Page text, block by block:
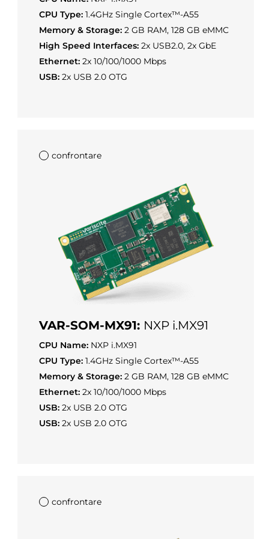
CPU Type: 1.4GHz Single Cortex™-A55
Memory & Storage: 2 GB RAM, 128 GB eMMC
High Speed Interfaces: 2x USB2.0, 2x GbE
Ethernet: 2x 10/100/1000 Mbps
USB: 2x USB 2.0 OTG
confrontare
VAR-SOM-MX91: NXP i.MX91
CPU Name: NXP i.MX91
CPU Type: 1.4GHz Single Cortex™-A55
Memory & Storage: 2 GB RAM, 128 GB eMMC
Ethernet: 2x 10/100/1000 Mbps
USB: 2x USB 2.0 OTG
USB: 2x USB 2.0 OTG
confrontare